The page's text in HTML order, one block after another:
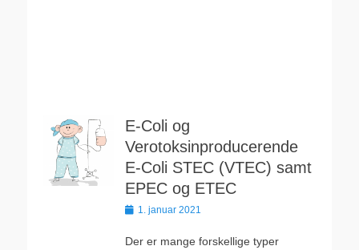
E-Coli og
Verotoksinproducerende
E-Coli STEC (VTEC) samt
EPEC og ETEC
Udgivet
1. januar 2021
Der er mange forskellige typer